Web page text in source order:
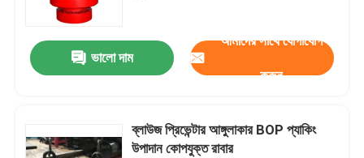
ভালো দাম
আমাদের সাথে যোগাযোগ
করুন
ব্লাউজ প্রিভেন্টার আঙ্গুলাকার BOP প্যাকিং
উপাদান কোপযুক্ত রাবার